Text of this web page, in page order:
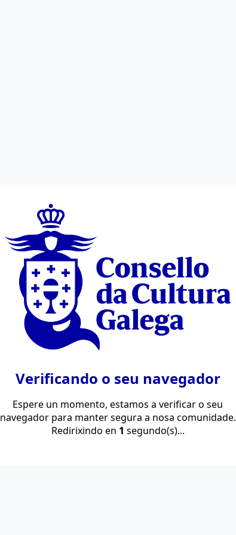
Verificando o seu navegador
Espere un momento, estamos a verificar o seu
navegador para manter segura a nosa comunidade.
Redirixindo en 1 segundo(s)...